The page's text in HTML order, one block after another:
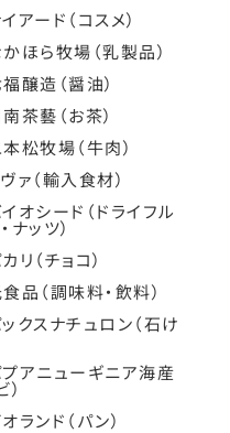
アード（コスメ）
ほら牧場（乳製品）
醸造（醤油）
茶藝（お茶）
松牧場（牛肉）
ァ（輸入食材）
オシード（ドライフル
ナッツ）
リ（チョコ）
品（調味料・飲料）
クスナチュロン（石け
アニューギニア海産
）
ランド（パン）